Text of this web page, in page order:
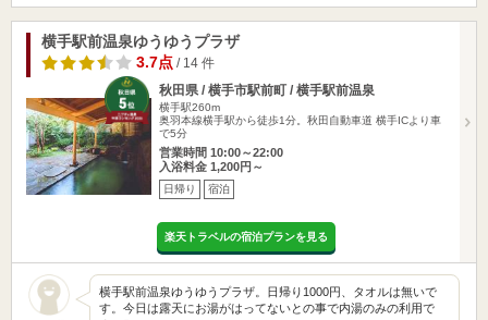
横手駅前温泉ゆうゆうプラザ
3.7点 / 14 件
秋田県 / 横手市駅前町 / 横手駅前温泉
横手駅260m
奥羽本線横手駅から徒歩1分。秋田自動車道 横手ICより車
で5分
営業時間 10:00～22:00
入浴料金 1,200円～
日帰り 宿泊
楽天トラベルの宿泊プランを見る
横手駅前温泉ゆうゆうプラザ。日帰り1000円、タオルは無いで
す。今日は露天にお湯がはってないとの事で内湯のみの利用で